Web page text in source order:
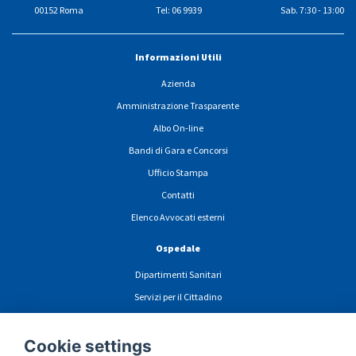
00152 Roma
Tel: 06 9939
Sab. 7:30 - 13:00
Informazioni Utili
Azienda
Amministrazione Trasparente
Albo On-line
Bandi di Gara e Concorsi
Ufficio Stampa
Contatti
Elenco Avvocati esterni
Ospedale
Dipartimenti Sanitari
Servizi per il Cittadino
Cookie settings